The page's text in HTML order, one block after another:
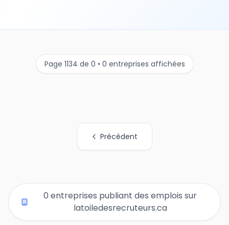
Page 1134 de 0 • 0 entreprises affichées
Précédent
0 entreprises publiant des emplois sur
latoiledesrecruteurs.ca